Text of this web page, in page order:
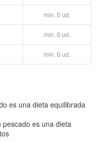
min. 0 ud.
min. 0 ud.
min. 0 ud.
es una dieta equilibrada
pescado es una dieta